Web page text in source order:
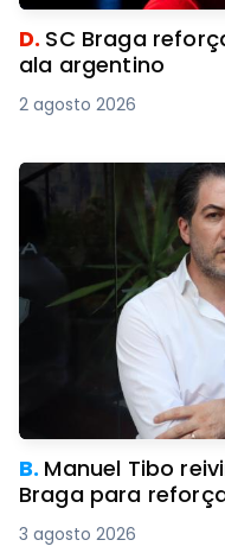
D. SC Braga
ala argentino
2 agosto 2026
B. Manuel Tibo
Braga para
3 agosto 2026